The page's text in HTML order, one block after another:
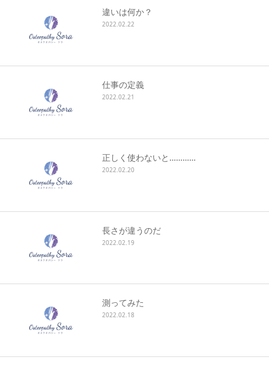
違いは何か？
2022.02.22
仕事の定義
2022.02.21
正しく使わないと…………
2022.02.20
長さが違うのだ
2022.02.19
測ってみた
2022.02.18